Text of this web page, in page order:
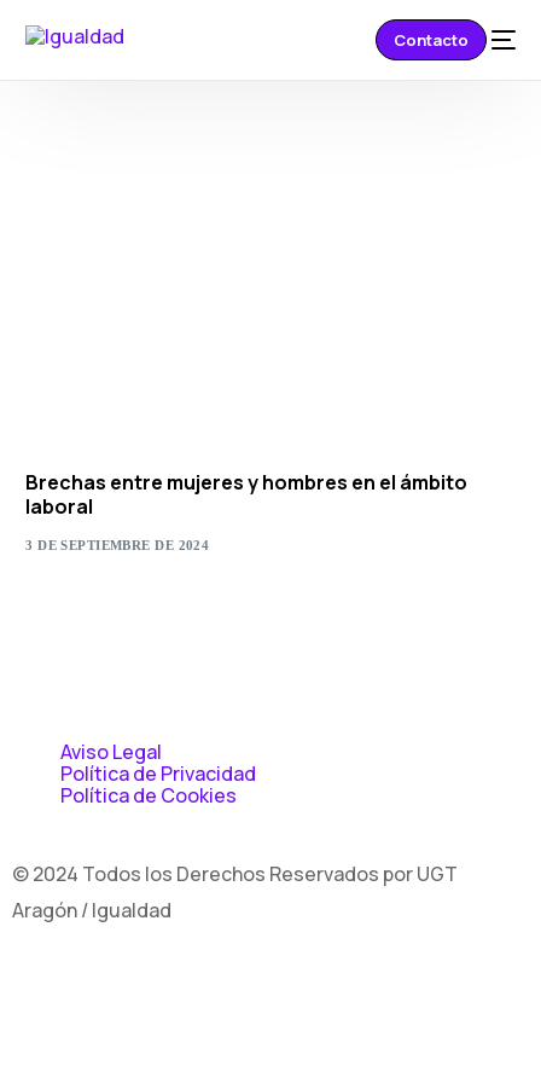
Contacto
Brechas entre mujeres y hombres en el ámbito
laboral
3 DE SEPTIEMBRE DE 2024
Aviso Legal
Política de Privacidad
Política de Cookies
© 2024 Todos los Derechos Reservados por UGT
Aragón / Igualdad